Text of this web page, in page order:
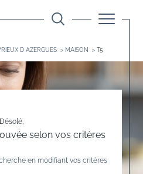
D AZERGUES MAISON T5
Désolé,
selon vos critères
en modifiant vos critères